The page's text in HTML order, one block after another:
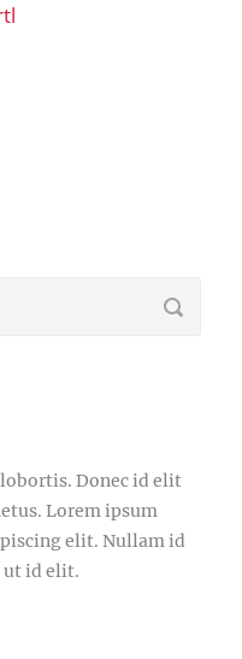
lobortis. Donec id elit
Lorem ipsum
elit. Nullam id
ut id elit.